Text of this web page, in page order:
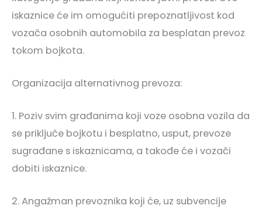
iskaznice će im omogućiti prepoznatljivost kod
vozača osobnih automobila za besplatan prevoz
tokom bojkota.
Organizacija alternativnog prevoza:
1. Poziv svim građanima koji voze osobna vozila da
se priključe bojkotu i besplatno, usput, prevoze
sugrađane s iskaznicama, a takođe će i vozači
dobiti iskaznice.
2. Angažman prevoznika koji će, uz subvencije